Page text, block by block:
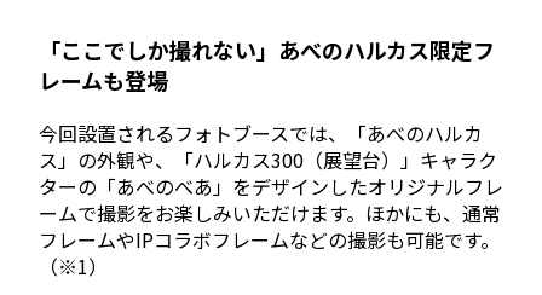
「ここでしか撮れない」あべのハルカス限定フ
レームも登場
今回設置されるフォトブースでは、「あべのハルカ
ス」の外観や、「ハルカス300（展望台）」キャラク
ターの「あべのべあ」をデザインしたオリジナルフレ
ームで撮影をお楽しみいただけます。ほかにも、通常
フレームやIPコラボフレームなどの撮影も可能です。
（※1）